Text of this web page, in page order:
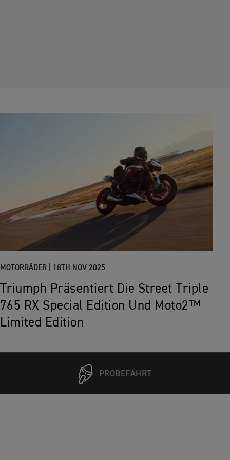
MOTORRÄDER | 18TH NOV 2025
Triumph Präsentiert Die Street Triple
765 RX Special Edition Und Moto2™
Limited Edition
PROBEFAHRT